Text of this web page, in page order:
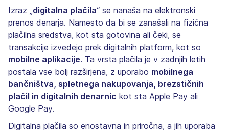
Izraz „ digitalna plačila“ se nanaša na elektronski
prenos denarja. Namesto da bi se zanašali na fizična
plačilna sredstva, kot sta gotovina ali čeki, se
transakcije izvedejo prek digitalnih platform, kot so
mobilne aplikacije. Ta vrsta plačila je v zadnjih letih
postala vse bolj razširjena, z uporabo mobilnega
bančništva, spletnega nakupovanja, brezstičnih
plačil in digitalnih denarnic kot sta Apple Pay ali
Google Pay.
Digitalna plačila so enostavna in priročna, a jih uporaba